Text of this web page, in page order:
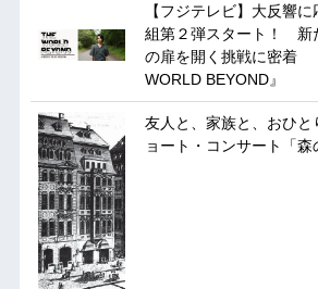
【フジテレビ】大反響
組第２弾スタート！ 新
の扉を開く挑戦に密着
WORLD BEYOND』
友人と、家族と、おひと
ョート・コンサート「